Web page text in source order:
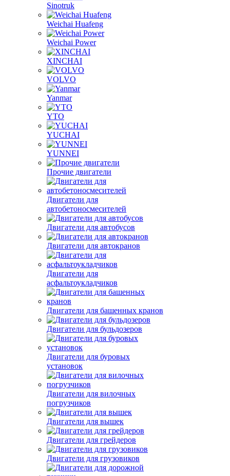
SIDA
Sinotruk
Weichai Huafeng
Weichai Power
XINCHAI
VOLVO
Yanmar
YTO
YUCHAI
YUNNEI
Прочие двигатели
Двигатели для
автобетоносмесителей
Двигатели для автобусов
Двигатели для автокранов
Двигатели для
асфальтоукладчиков
Двигатели для башенных кранов
Двигатели для бульдозеров
Двигатели для буровых
установок
Двигатели для вилочных
погрузчиков
Двигатели для вышек
Двигатели для грейдеров